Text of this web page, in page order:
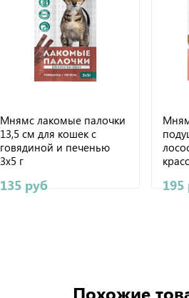
Мнямс лакомые палочки
13,5 см для кошек с
говядиной и печенью
3х5 г
135 руб 195
Похожие